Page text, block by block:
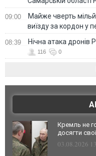
09:00
Майже чверть
виїзду за кордон у
08:39 Нічна атака дронів
116 0
Кремль не
досягти
03.08.2026